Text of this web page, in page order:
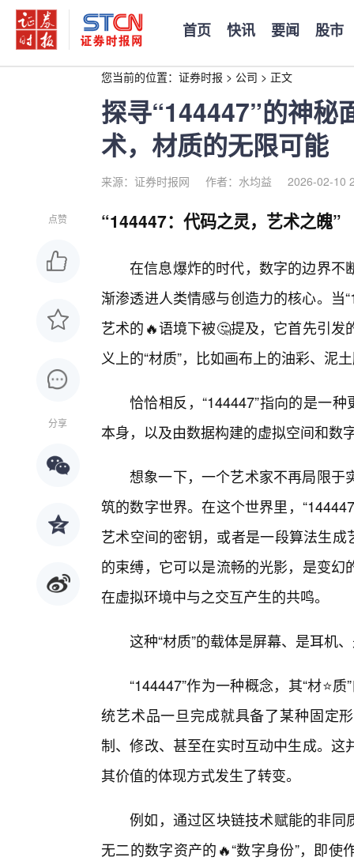
首页 快讯 要闻 股市
您当前的位置： 证券时报 > 公司 > 正文
探寻“144447”的神秘
术，材质的无限可能
来源：证券时报网 作者：水均益 2026-02-10
点赞
分享
“144447：代码之灵，艺术之魄”
在信息爆炸的时代，数字的边界不
渐渗透进人类情感与创造力的核心。当
艺术的🔥语境下被🤔提及，它首先引
义上的“材质”，比如画布上的油彩、泥
恰恰相反，“144447”指向的是一
本身，以及由数据构建的虚拟空间和数
想象一下，一个艺术家不再局限于
筑的数字世界。在这个世界里，
艺术空间的密钥，或者是一段算法生成
的束缚，它可以是流畅的光影，是变
在虚拟环境中与之交互产生的共鸣。
这种“材质”的载体是屏幕、是耳机
“144447”作为一种概念，其“材⭐
统艺术品一旦完成就具备了某种固定
制、修改、甚至在实时互动中生成。
其价值的体现方式发生了转变。
例如，通过区块链技术赋能的非同
无二的数字资产的🔥“数字身份”，即